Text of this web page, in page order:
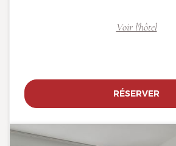
Voir l'hôtel
RÉSERVER